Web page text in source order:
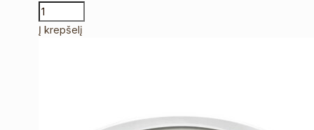
Į krepšelį